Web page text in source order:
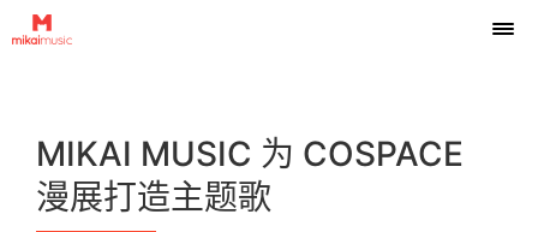
MIKAI MUSIC 为 COSPACE
漫展打造主题歌